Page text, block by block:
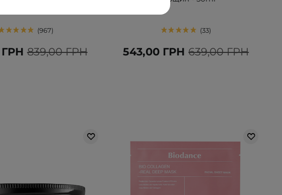
967
839,00 ГРН
ГРН
33
639,00 ГРН
543,00 ГРН